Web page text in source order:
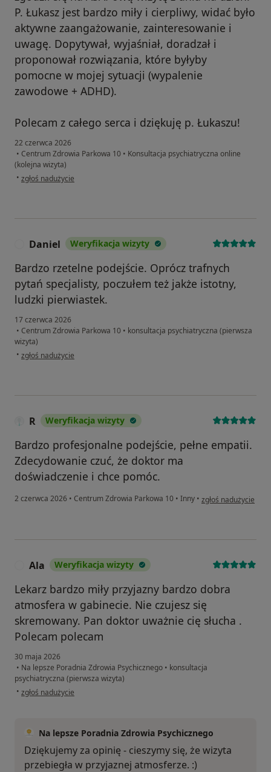
P. Łukasz jest bardzo miły i cierpliwy, widać było
aktywne zaangażowanie, zainteresowanie i
uwagę. Dopytywał, wyjaśniał, doradzał i
proponował rozwiązania, które byłyby
pomocne w mojej sytuacji (wypalenie
zawodowe + ADHD).
Polecam z całego serca i dziękuję p. Łukaszu!
22 czerwca 2026
• Centrum Zdrowia Parkowa 10 • Konsultacja psychiatryczna online
(kolejna wizyta)
• w opinii użytkownika Filip G.
zgłoś nadużycie
Daniel Weryfikacja wizyty
Bardzo rzetelne podejście. Oprócz trafnych
pytań specjalisty, poczułem też jakże istotny,
ludzki pierwiastek.
17 czerwca 2026
• Centrum Zdrowia Parkowa 10 • konsultacja psychiatryczna (pierwsza
wizyta)
• w opinii użytkownika Daniel
zgłoś nadużycie
R Weryfikacja wizyty
Bardzo profesjonalne podejście, pełne empatii.
Zdecydowanie czuć, że doktor ma
doświadczenie i chce pomóc.
2 czerwca 2026 • Centrum Zdrowia Parkowa 10 • Inny • w opinii użytkownika
zgłoś nadużycie
Ala Weryfikacja wizyty
Lekarz bardzo miły przyjazny bardzo dobra
atmosfera w gabinecie. Nie czujesz się
skremowany. Pan doktor uważnie cię słucha .
Polecam polecam
30 maja 2026
• Na lepsze Poradnia Zdrowia Psychicznego • konsultacja
psychiatryczna (pierwsza wizyta)
• w opinii użytkownika Ala
zgłoś nadużycie
Na lepsze Poradnia Zdrowia Psychicznego
Dziękujemy za opinię - cieszymy się, że wizyta
przebiegła w przyjaznej atmosferze. :)